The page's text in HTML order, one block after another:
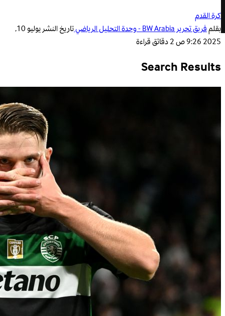
كرة القدم
بقلمفريق تحرير BW Arabia - وحدة التحليل الرياضي تاريخ النشر
يوليو 10,
2025 9:26 ص
2 دقائق قراءة
Search Results